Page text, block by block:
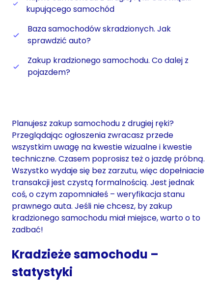
kupującego samochód
Baza samochodów skradzionych. Jak
sprawdzić auto?
Zakup kradzionego samochodu. Co dalej z
pojazdem?
Planujesz zakup samochodu z drugiej ręki?
Przeglądając ogłoszenia zwracasz przede
wszystkim uwagę na kwestie wizualne i kwestie
techniczne. Czasem poprosisz też o jazdę próbną.
Wszystko wydaje się bez zarzutu, więc dopełniacie
transakcji jest czystą formalnością. Jest jednak
coś, o czym zapomniałeś – weryfikacja stanu
prawnego auta. Jeśli nie chcesz, by zakup
kradzionego samochodu miał miejsce, warto o to
zadbać!
Kradzieże samochodu –
statystyki